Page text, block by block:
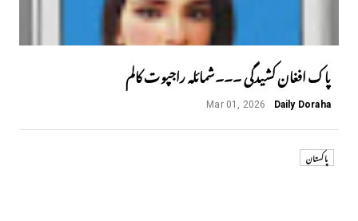
پاک افغان کشیدگی ۔۔۔شمائلہ راجپوت کالم
Daily Doraha
Mar 01, 2026
پاکستان